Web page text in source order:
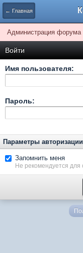
← Главная
Администрация форума
Войти
Имя пользователя:
Пароль:
Параметры авторизации
Запомнить меня
Не рекомендуется для